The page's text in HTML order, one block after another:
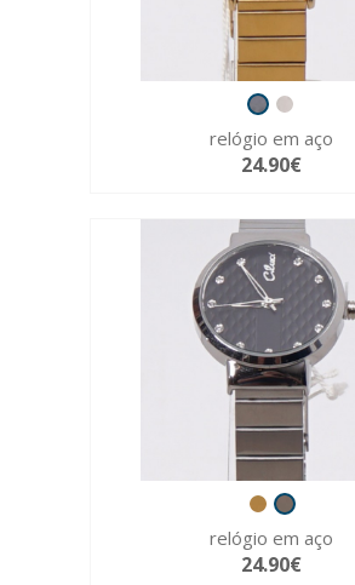
relógio em aço
24.90€
relógio em aço
24.90€